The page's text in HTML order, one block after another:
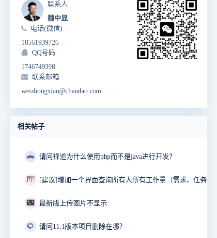
联系人
魏中显
电话(微信)
18561939726
QQ号码
1746749398
联系邮箱
weizhongxian@chandao.com
相关帖子
🚗 请问禅道为什么使用php而不是java进行开发？
🌁
🌃 最新版上传图片不显示
🌻 请问11.1版本项目删除在哪？